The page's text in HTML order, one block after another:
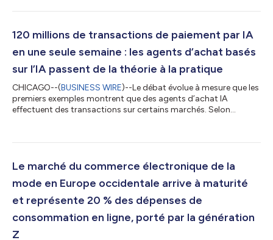
redéfinissent la croissance, l’innovation et le comportement des
par des dirigeants, des tables rondes, des informations
120 millions de transactions de paiement par IA
en une seule semaine : les agents d’achat basés
sur l’IA passent de la théorie à la pratique
CHICAGO--(BUSINESS WIRE)--Le débat évolue à mesure que les
premiers exemples montrent que des agents d’achat IA
effectuent des transactions sur certains marchés. Selon
Commerce Revolution: Where East Meets West souligne que le
infrastructure quotidienne. Selon Ant Group, Alipay AI Pay a
Le marché du commerce électronique de la
mode en Europe occidentale arrive à maturité
et représente 20 % des dépenses de
consommation en ligne, porté par la génération
Z